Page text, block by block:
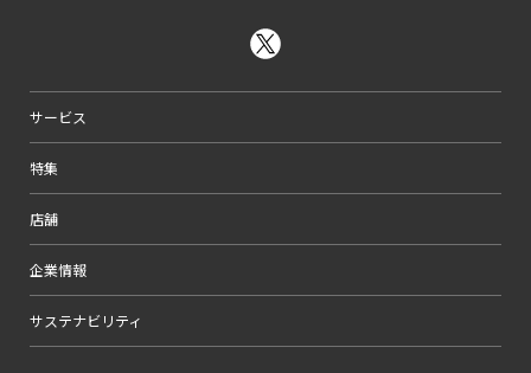
サービス
特集
店舗
企業情報
サステナビリティ